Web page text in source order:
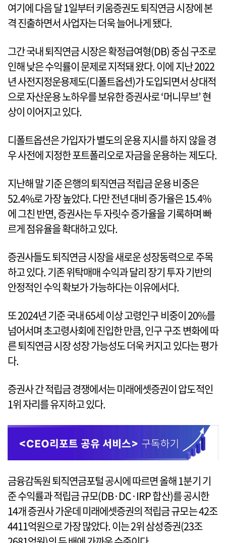
여기에 다음 달 1일부터 키움증권도 퇴직연금 시장에 본
격 진출하면서 사업자는 더욱 늘어나게 됐다.
그간 국내 퇴직연금 시장은 확정급여형(DB) 중심 구조로
인해 낮은 수익률이 문제로 지적돼 왔다. 이에 지난 2022
년 사전지정운용제도(디폴트옵션)가 도입되면서 상대적
으로 자산운용 노하우를 보유한 증권사로 ‘머니무브’ 현
상이 이어지고 있다.
디폴트옵션은 가입자가 별도의 운용 지시를 하지 않을 경
우 사전에 지정한 포트폴리오로 자금을 운용하는 제도다.
지난해 말 기준 은행의 퇴직연금 적립금 운용 비중은
52.4%로 가장 높았다. 다만 전년 대비 증가율은 15.4%
에 그친 반면, 증권사는 두 자릿수 증가율을 기록하며 빠
르게 점유율을 확대하고 있다.
증권사들도 퇴직연금 시장을 새로운 성장동력으로 주목
하고 있다. 기존 위탁매매 수익과 달리 장기 투자 기반의
안정적인 수익 확보가 가능하다는 이유에서다.
또 2024년 기준 국내 65세 이상 고령인구 비중이 20%를
넘어서며 초고령사회에 진입한 만큼, 인구 구조 변화에 따
른 퇴직연금 시장 성장 가능성도 더욱 커지고 있다는 평가
다.
증권사 간 적립금 경쟁에서는 미래에셋증권이 압도적인
1위 자리를 유지하고 있다.
금융감독원 퇴직연금포털 공시에 따르면 올해 1분기 기
준 수익률과 적립금 규모(DB·DC·IRP 합산)를 공시한
14개 증권사 가운데 미래에셋증권의 적립금 규모는 42조
4411억원으로 가장 많았다. 이는 2위 삼성증권(23조